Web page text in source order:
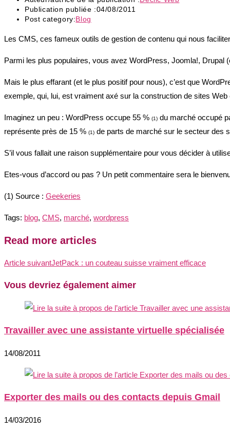
Publication publiée :04/08/2011
Post category:Blog
Les CMS, ces fameux outils de gestion de contenu qui nous
Parmi les plus populaires, vous avez WordPress, Joomla!, Drupal
Mais le plus effarant (et le plus positif pour nous), c’est que
exemple, qui, lui, est vraiment axé sur la construction de sites
Imaginez un peu : WordPress occupe 55 % (1) du marché occupé
représente près de 15 % (1) de parts de marché sur le secteur des
S’il vous fallait une raison supplémentaire pour vous décider à
Etes-vous d’accord ou pas ? Un petit commentaire sera le
(1) Source : Geekeries
Tags: blog, CMS, marché, wordpress
Read more articles
Article suivantJetPack : un couteau suisse vraiment efficace
Vous devriez également aimer
Travailler avec une assistante virtuelle spécialisée
14/08/2011
Exporter des mails ou des contacts depuis Gmail
14/03/2016